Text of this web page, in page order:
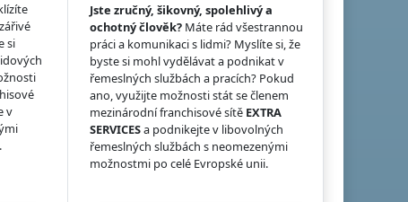
si
v
Jste zručný, šikovný, spolehlivý a
ochotný člověk?Máte rád všestrannou
práci a komunikaci s lidmi? Myslíte si, že
byste si mohl vydělávat a podnikat v
řemeslných službách a pracích? Pokud
ano, využijte možnosti stát se členem
mezinárodní franchisové sítě EXTRA
SERVICESa podnikejte v libovolných
řemeslných službách s neomezenými
možnostmi po celé Evropské unii.